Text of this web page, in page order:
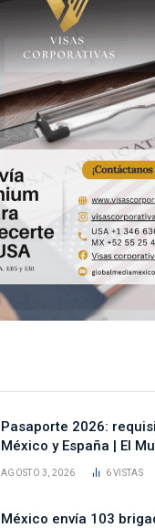
Pasaporte 2026:
México y España | El
AGOSTO 3, 2026 6VISTAS
México envía 103